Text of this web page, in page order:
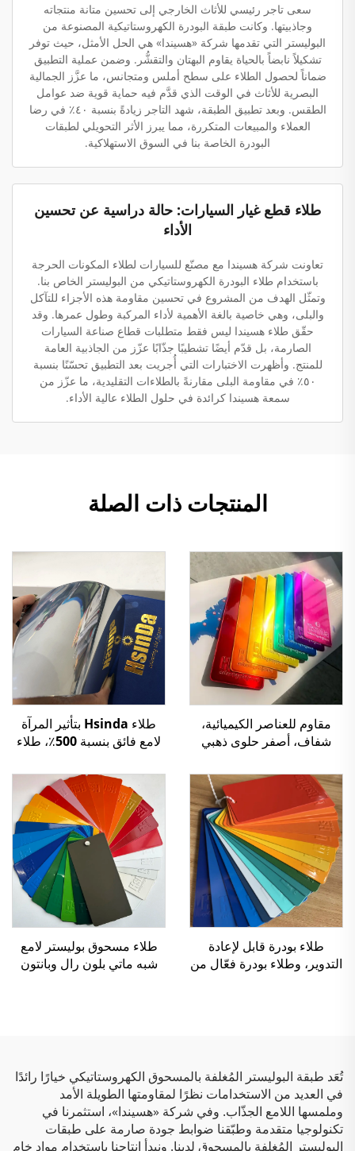
سعى تاجر رئيسي للأثاث الخارجي إلى تحسين متانة منتجاته
وجاذبيتها. وكانت طبقة البودرة الكهروستاتيكية المصنوعة من
البوليستر التي تقدمها شركة «هسيندا» هي الحل الأمثل، حيث توفر
تشكيلاً نابضاً بالحياة يقاوم البهتان والتقشُّر. وضمن عملية التطبيق
ضماناً لحصول الطلاء على سطح أملس ومتجانس، ما عزَّز الجمالية
البصرية للأثاث في الوقت الذي قدَّم فيه حماية قوية ضد عوامل
الطقس. وبعد تطبيق الطبقة، شهد التاجر زيادةً بنسبة ٤٠٪ في رضا
العملاء والمبيعات المتكررة، مما يبرز الأثر التحويلي لطبقات
البودرة الخاصة بنا في السوق الاستهلاكية.
طلاء قطع غيار السيارات: حالة دراسية عن تحسين
الأداء
تعاونت شركة هسيندا مع مصنّع للسيارات لطلاء المكونات الحرجة
باستخدام طلاء البودرة الكهروستاتيكي من البوليستر الخاص بنا.
وتمثّل الهدف من المشروع في تحسين مقاومة هذه الأجزاء للتآكل
والبلى، وهي خاصية بالغة الأهمية لأداء المركبة وطول عمرها. وقد
حقّق طلاء هسيندا ليس فقط متطلبات قطاع صناعة السيارات
الصارمة، بل قدّم أيضًا تشطيبًا جذّابًا عزّز من الجاذبية العامة
للمنتج. وأظهرت الاختبارات التي أُجريت بعد التطبيق تحسّنًا بنسبة
٥٠٪ في مقاومة البلى مقارنةً بالطلاءات التقليدية، ما عزّز من
سمعة هسيندا كرائدة في حلول الطلاء عالية الأداء.
المنتجات ذات الصلة
مقاوم للعناصر الكيميائية،
شفاف، أصفر حلوى ذهبي
إبوكسي بوليستر في الصين
طلاء Hsinda بتأثير المرآة
لامع فائق بنسبة 500٪، طلاء
المسحوق، سعر الطلاء
الشفاف
طلاء بودرة قابل لإعادة
التدوير، وطلاء بودرة فعّال من
طلاء مسحوق بوليستر لامع
شبه ماتي بلون رال وبانتون
تُعَد طبقة البوليستر المُغلفة بالمسحوق الكهروستاتيكي خيارًا رائدًا
في العديد من الاستخدامات نظرًا لمقاومتها الطويلة الأمد
وملمسها اللامع الجذّاب. وفي شركة «هسيندا»، استثمرنا في
تكنولوجيا متقدمة وطبّقنا ضوابط جودة صارمة على طبقات
البوليستر المُغلفة بالمسحوق لدينا. ونبدأ إنتاجنا باستخدام مواد خام